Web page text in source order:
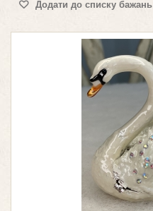
Додати до списку бажань